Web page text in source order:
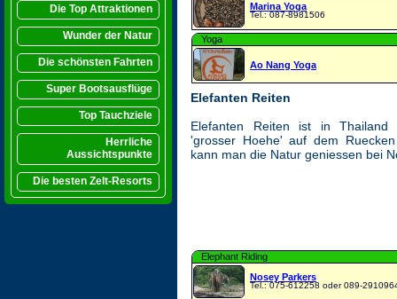
Die Top Attraktionen
Wunder der Natur
Die schönsten Fahrten
Super Bootsausflüge
Top Tauchziele
Herrliche
Aussichtspunkte
Die besten Zelt-Resorts
Marina Yoga
Tel.: 087-8981506
Yoga
Ao Nang Yoga
Elefanten Reiten
Elefanten Reiten ist in Thailand
'grosser Hoehe' auf dem
kann man die Natur geniessen bei
Elephant Riding
Nosey Parkers
Tel.: 075-612258 oder 089-